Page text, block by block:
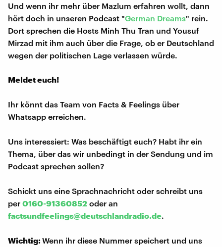
Und wenn ihr mehr über Mazlum erfahren wollt, dann
hört doch in unseren Podcast "German Dreams" rein.
Dort sprechen die Hosts Minh Thu Tran und Yousuf
Mirzad mit ihm auch über die Frage, ob er Deutschland
wegen der politischen Lage verlassen würde.
Meldet euch!
Ihr könnt das Team von Facts & Feelings über
Whatsapp erreichen.
Uns interessiert: Was beschäftigt euch? Habt ihr ein
Thema, über das wir unbedingt in der Sendung und im
Podcast sprechen sollen?
Schickt uns eine Sprachnachricht oder schreibt uns
per 0160-91360852 oder an
factsundfeelings@deutschlandradio.de.
Wichtig:Wenn ihr diese Nummer speichert und uns